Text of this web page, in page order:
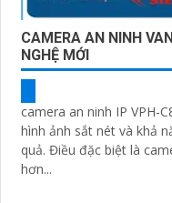
CAMERA AN NINH
NGHỆ MỚI
camera an ninh IP VPH-
hình ảnh sắt nét và khả
quả. Điều đặc biệt là camera có khả năng xem ban đêm rõ
hơn...